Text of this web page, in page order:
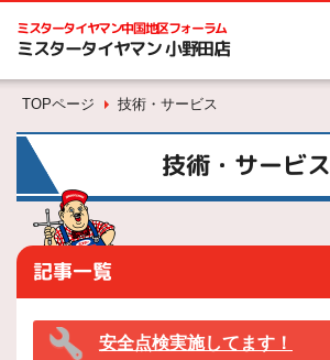
ミスタータイヤマン中国地区フォーラム
ミスタータイヤマン 小野田店
TOPページ 技術・サービス
技術・サービス
記事一覧
安全点検実施してます！